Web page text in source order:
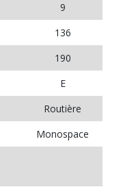
9
136
190
E
Routière
Monospace